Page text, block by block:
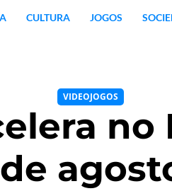
CULTURA JOGOS
VIDEOJOGOS
no
de